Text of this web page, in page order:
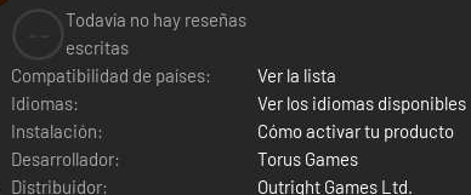
Todavía no hay reseñas
escritas
Compatibilidad de países:
Ver la lista
Idiomas:
Ver los idiomas disponibles
Instalación:
Cómo activar tu producto
Desarrollador:
Torus Games
Distribuidor:
Outright Games Ltd.